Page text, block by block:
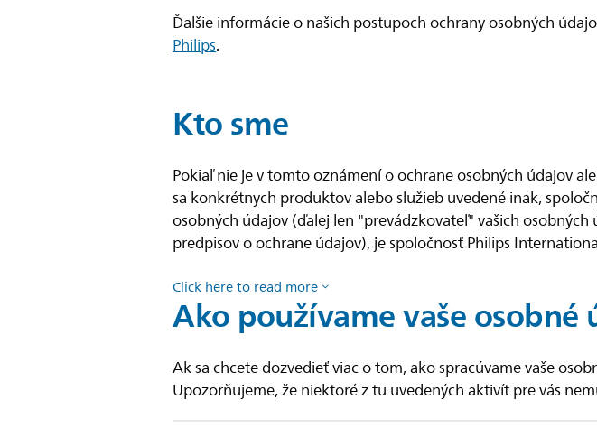
Ďalšie informácie o našich postupoch ochrany osobných
Philips.
Kto sme
Pokiaľ nie je v tomto oznámení o ochrane osobných údajov
sa konkrétnych produktov alebo služieb uvedené inak,
osobných údajov (ďalej len "prevádzkovateľ" vašich
predpisov o ochrane údajov), je spoločnosť Philips
Click here to read more
Ako používame vaše osobné
Ak sa chcete dozvedieť viac o tom, ako spracúvame vaše
Upozorňujeme, že niektoré z tu uvedených aktivít pre vás